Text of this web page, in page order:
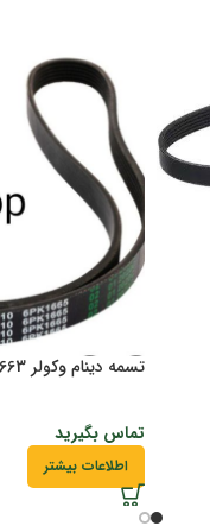
تسمه دینام وکولر 1663 405 باگارانتی
تماس بگیرید
اطلاعات بیشتر